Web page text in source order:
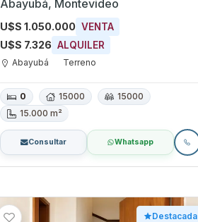
Abayubá, Montevideo
U$S 1.050.000 VENTA
U$S 7.326 ALQUILER
Abayubá Terreno
0 15000
15000
15.000 m²
Consultar Whatsapp
Destacada